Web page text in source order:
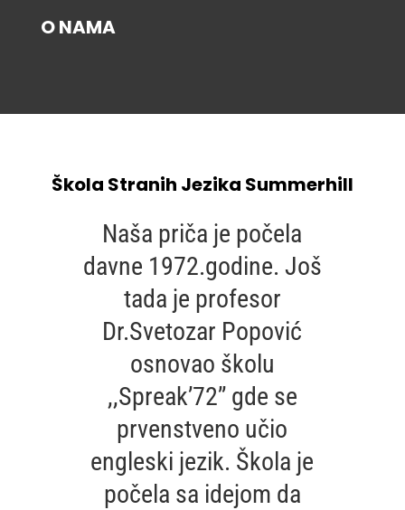
O NAMA
Škola Stranih Jezika Summerhill
Naša priča je počela
davne 1972.godine. Još
tada je profesor
Dr.Svetozar Popović
osnovao školu
,,Spreak’72’’ gde se
prvenstveno učio
engleski jezik. Škola je
počela sa idejom da